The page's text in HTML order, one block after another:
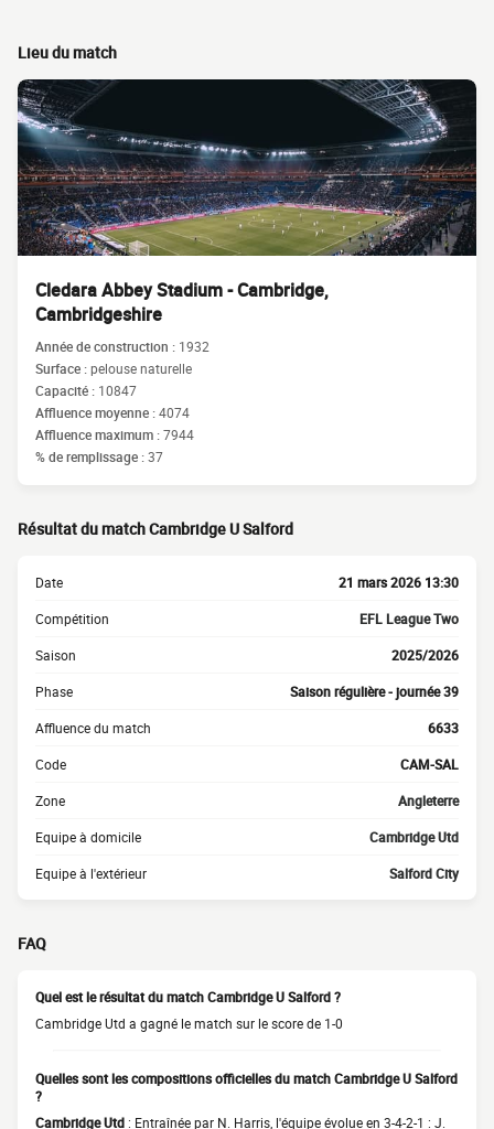
Lieu du match
Cledara Abbey Stadium - Cambridge,
Cambridgeshire
Année de construction : 1932
Surface :pelouse naturelle
Capacité : 10847
Affluence moyenne :4074
Affluence maximum :7944
% de remplissage :37
Résultat du match Cambridge U Salford
Date 21 mars 2026 13:30
Compétition EFL League Two
Saison 2025/2026
Phase Saison régulière - journée 39
Affluence du match 6633
Code CAM-SAL
Zone Angleterre
Equipe à domicile Cambridge Utd
Equipe à l'extérieur Salford City
FAQ
Quel est le résultat du match Cambridge U Salford ?
Cambridge Utd a gagné le match sur le score de 1-0
Quelles sont les compositions officielles du match Cambridge U Salford
?
Cambridge Utd : Entraînée par N. Harris, l'équipe évolue en 3-4-2-1 : J.